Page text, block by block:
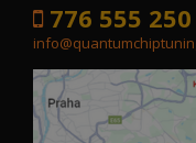
776 555 250